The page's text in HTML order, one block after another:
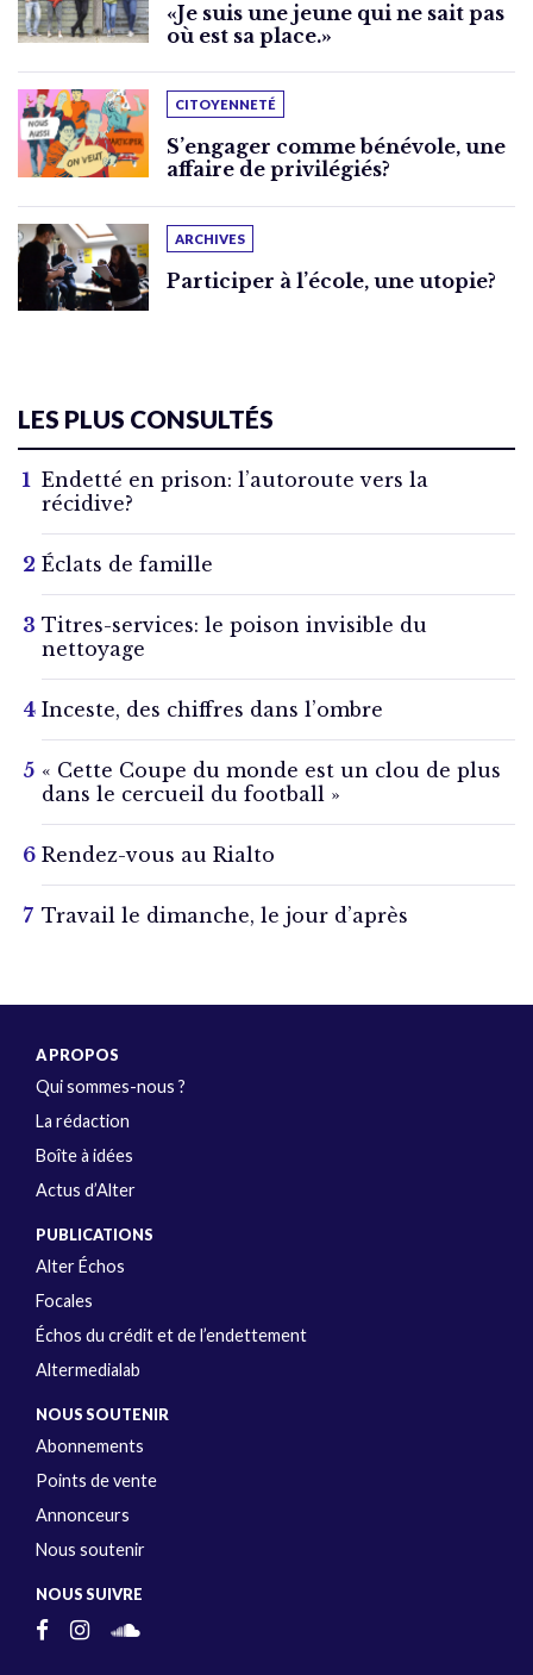
«Je suis une jeune qui ne sait pas
où est sa place.»
CITOYENNETÉ
S’engager comme bénévole, une
affaire de privilégiés?
ARCHIVES
Participer à l’école, une utopie?
LES PLUS CONSULTÉS
Endetté en prison: l’autoroute vers la
récidive?
Éclats de famille
Titres-services: le poison invisible du
nettoyage
Inceste, des chiffres dans l’ombre
« Cette Coupe du monde est un clou de plus
dans le cercueil du football »
Rendez-vous au Rialto
Travail le dimanche, le jour d’après
A PROPOS
Qui sommes-nous ?
La rédaction
Boîte à idées
Actus d’Alter
PUBLICATIONS
Alter Échos
Focales
Échos du crédit et de l’endettement
Altermedialab
NOUS SOUTENIR
Abonnements
Points de vente
Annonceurs
Nous soutenir
NOUS SUIVRE